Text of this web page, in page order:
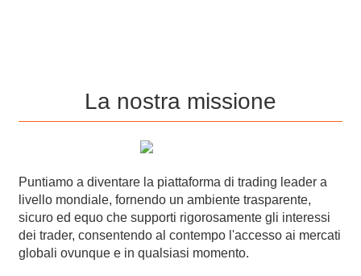
La nostra missione
Puntiamo a diventare la piattaforma di trading leader a
livello mondiale, fornendo un ambiente trasparente,
sicuro ed equo che supporti rigorosamente gli interessi
dei trader, consentendo al contempo l'accesso ai mercati
globali ovunque e in qualsiasi momento.